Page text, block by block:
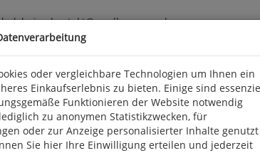
kontakt@quelle-meyer.de
oder vergleichbare Technologien um Ihnen ein
Einkaufserlebnis zu bieten. Einige sind
Funktionieren der Website notwendig
zu anonymen Statistikzwecken, für
oder zur Anzeige personalisierter Inhalte genutzt
Sie hier Ihre Einwilligung erteilen und jederzeit